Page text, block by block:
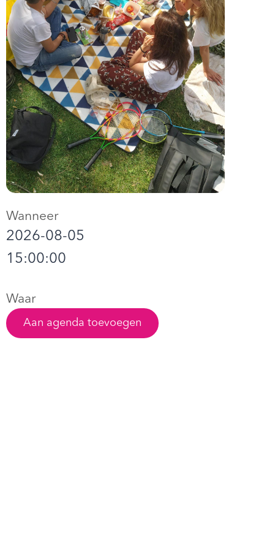
Wanneer
2026-08-05
15:00:00
Waar
Aan agenda toevoegen